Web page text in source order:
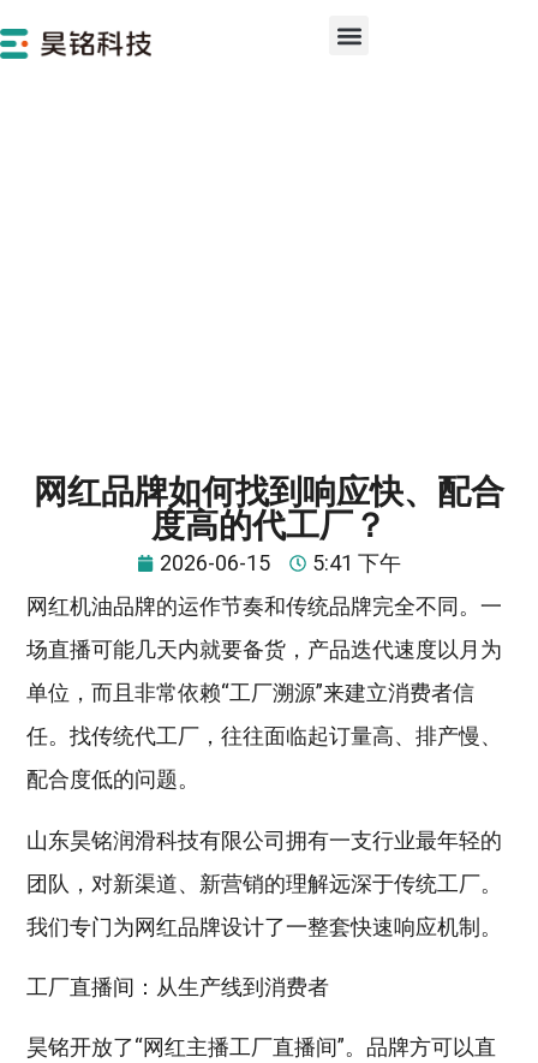
网红品牌如何找到响应快、配合
度高的代工厂？
2026-06-15
5:41 下午
网红机油品牌的运作节奏和传统品牌完全不同。一
场直播可能几天内就要备货，产品迭代速度以月为
单位，而且非常依赖“工厂溯源”来建立消费者信
任。找传统代工厂，往往面临起订量高、排产慢、
配合度低的问题。
山东昊铭润滑科技有限公司拥有一支行业最年轻的
团队，对新渠道、新营销的理解远深于传统工厂。
我们专门为网红品牌设计了一整套快速响应机制。
工厂直播间：从生产线到消费者
昊铭开放了“网红主播工厂直播间”。品牌方可以直